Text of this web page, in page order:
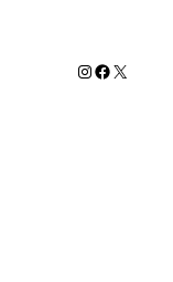
Instagram
Facebook
X